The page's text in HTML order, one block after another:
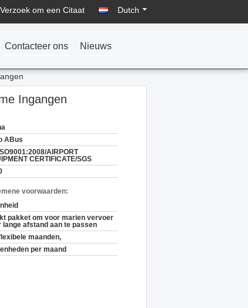
Verzoek om een Citaat Dutch
Contacteer ons Nieuws
Ingangen
ABus
AIRPORT
CERTIFICATE/SGS
voorwaarden:
pakket om voor marien vervoer
lange afstand aan te passen
maanden,
per maand